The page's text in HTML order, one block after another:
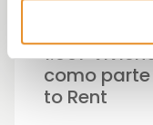
1.997
como
to Rent